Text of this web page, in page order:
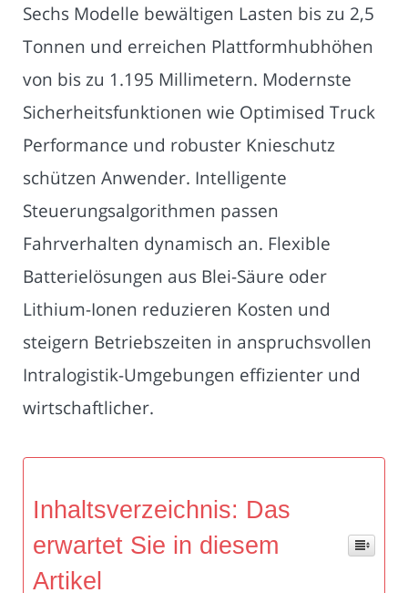
Sechs Modelle bewältigen Lasten bis zu 2,5
Tonnen und erreichen Plattformhubhöhen
von bis zu 1.195 Millimetern. Modernste
Sicherheitsfunktionen wie Optimised Truck
Performance und robuster Knieschutz
schützen Anwender. Intelligente
Steuerungsalgorithmen passen
Fahrverhalten dynamisch an. Flexible
Batterielösungen aus Blei-Säure oder
Lithium-Ionen reduzieren Kosten und
steigern Betriebszeiten in anspruchsvollen
Intralogistik-Umgebungen effizienter und
wirtschaftlicher.
Inhaltsverzeichnis: Das
erwartet Sie in diesem
Artikel